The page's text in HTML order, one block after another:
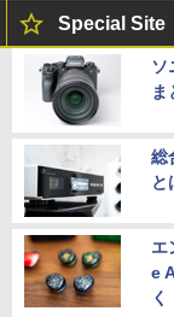
Special Site
ソ
ま
総
と
エ
e
く